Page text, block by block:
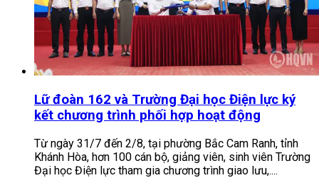
Lữ đoàn 162 và Trường Đại học Điện lực ký
kết chương trình phối hợp hoạt động
Từ ngày 31/7 đến 2/8, tại phường Bắc Cam Ranh, tỉnh
Khánh Hòa, hơn 100 cán bộ, giảng viên, sinh viên Trường
Đại học Điện lực tham gia chương trình giao lưu,....